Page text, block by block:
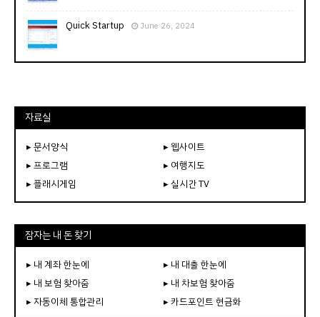
Quick Startup June 26, 2024
자료실
▸ 문서양식
▸ 웹사이트
▸ 프로그램
▸ 여행지도
▸ 플래시게임
▸ 실시간 TV
잠자는 내 돈 찾기
▸ 내 계좌 한눈에
▸ 내 대출 한눈에
▸ 내 보험 찾아줌
▸ 내 차보험 찾아줌
▸ 자동이체 통합관리
▸ 카드포인트 현금화